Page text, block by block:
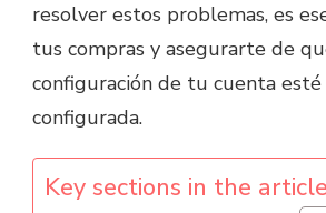
resolver estos problemas, es
tus compras y asegurarte de
configuración de tu cuenta
configurada.
Key sections in the